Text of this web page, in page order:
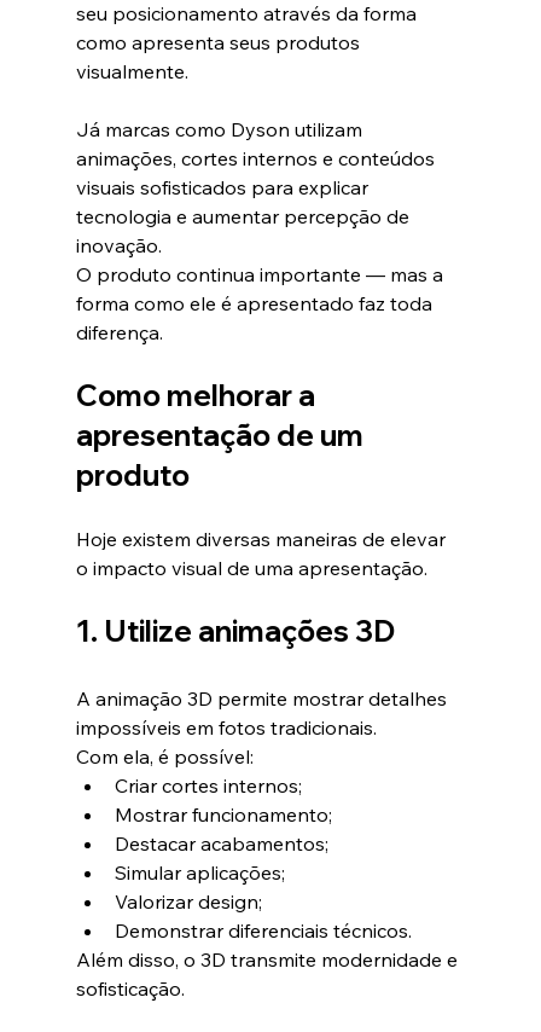
seu posicionamento através da forma
como apresenta seus produtos
visualmente.
Já marcas como Dyson utilizam
animações, cortes internos e conteúdos
visuais sofisticados para explicar
tecnologia e aumentar percepção de
inovação.
O produto continua importante — mas a
forma como ele é apresentado faz toda
diferença.
Como melhorar a
apresentação de um
produto
Hoje existem diversas maneiras de elevar
o impacto visual de uma apresentação.
1. Utilize animações 3D
A animação 3D permite mostrar detalhes
impossíveis em fotos tradicionais.
Com ela, é possível:
Criar cortes internos;
Mostrar funcionamento;
Destacar acabamentos;
Simular aplicações;
Valorizar design;
Demonstrar diferenciais técnicos.
Além disso, o 3D transmite modernidade e
sofisticação.